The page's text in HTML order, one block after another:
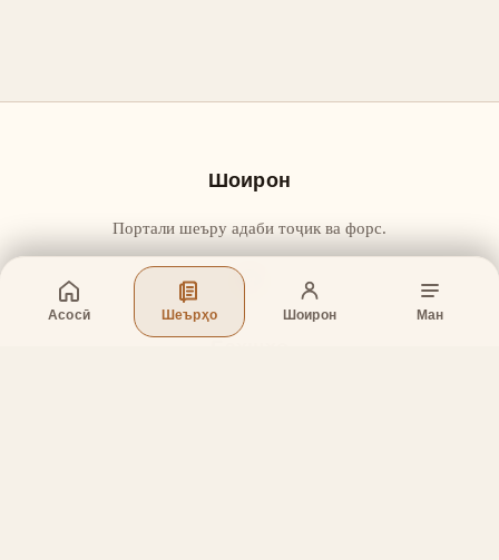
Асосӣ Шеърҳо Шоирон Ман
Шоирон
Портали шеъру адаби тоҷик ва форс.